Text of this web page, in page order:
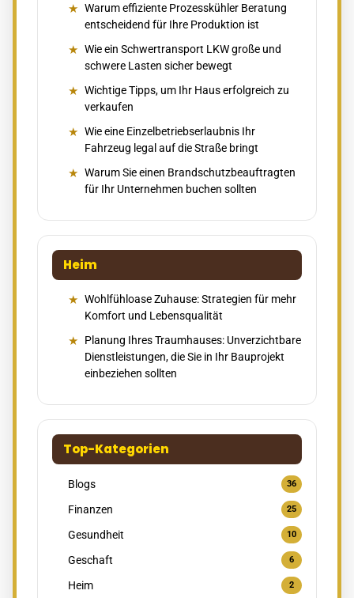
Warum effiziente Prozesskühler Beratung
entscheidend für Ihre Produktion ist
Wie ein Schwertransport LKW große und
schwere Lasten sicher bewegt
Wichtige Tipps, um Ihr Haus erfolgreich zu
verkaufen
Wie eine Einzelbetriebserlaubnis Ihr
Fahrzeug legal auf die Straße bringt
Warum Sie einen Brandschutzbeauftragten
für Ihr Unternehmen buchen sollten
Heim
Wohlfühloase Zuhause: Strategien für mehr
Komfort und Lebensqualität
Planung Ihres Traumhauses: Unverzichtbare
Dienstleistungen, die Sie in Ihr Bauprojekt
einbeziehen sollten
Top-Kategorien
Blogs 36
Finanzen 25
Gesundheit 10
Geschaft 6
Heim 2